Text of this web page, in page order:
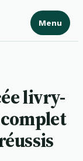
Menu
livry-